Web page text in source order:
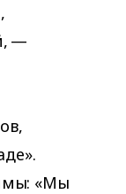
—
«Мы